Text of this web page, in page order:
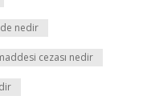
nedir
cezası nedir